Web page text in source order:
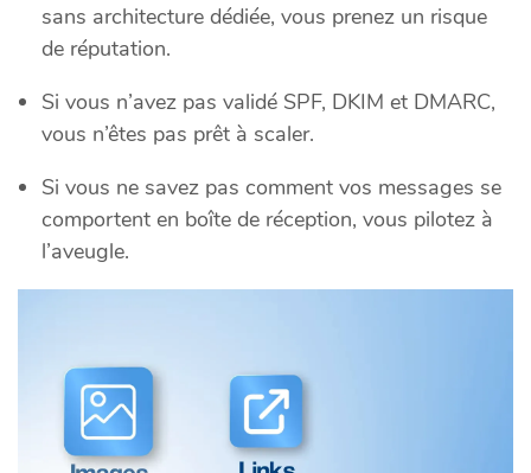
sans architecture dédiée, vous prenez un risque
de réputation.
Si vous n’avez pas validé SPF, DKIM et DMARC,
vous n’êtes pas prêt à scaler.
Si vous ne savez pas comment vos messages se
comportent en boîte de réception, vous pilotez à
l’aveugle.